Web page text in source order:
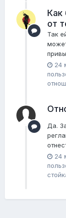
Как
от
Так
24
Да.
24